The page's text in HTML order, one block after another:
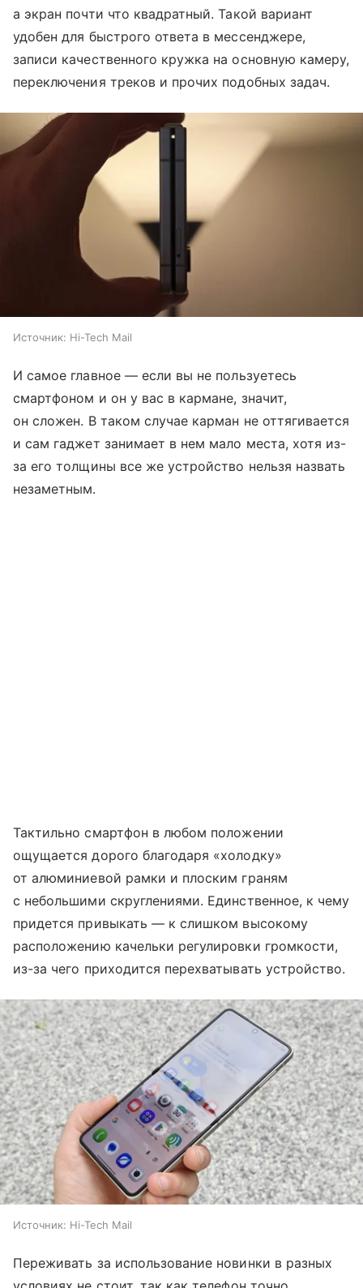
а экран почти что квадратный. Такой вариант
удобен для быстрого ответа в мессенджере,
записи качественного кружка на основную камеру,
переключения треков и прочих подобных задач.
Источник: Hi-Tech Mail
И самое главное — если вы не пользуетесь
смартфоном и он у вас в кармане, значит,
он сложен. В таком случае карман не оттягивается
и сам гаджет занимает в нем мало места, хотя из-
за его толщины все же устройство нельзя назвать
незаметным.
Тактильно смартфон в любом положении
ощущается дорого благодаря «холодку»
от алюминиевой рамки и плоским граням
с небольшими скруглениями. Единственное, к чему
придется привыкать — к слишком высокому
расположению качельки регулировки громкости,
из-за чего приходится перехватывать устройство.
Источник: Hi-Tech Mail
Переживать за использование новинки в разных